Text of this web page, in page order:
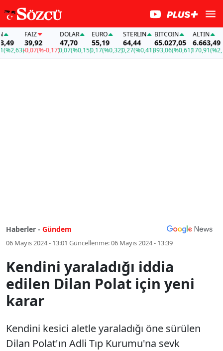
39,92
-0,07(%-0,17)
DOLAR
47,70
0,07(%0,15)
EURO
55,19
0,17(%0,32)
STERLIN
64,44
0,27(%0,41)
BITCOIN
65.027,05
393,06(%0,61)
ALTIN
6.663,49
170,91(%2,63)-
Haberler - Gündem
06 Mayıs 2024 - 13:01 Güncellenme:06 Mayıs 2024 - 13:39
Kendini yaraladığı iddia
edilen Dilan Polat için yeni
karar
Kendini kesici aletle yaraladığı öne sürülen
Dilan Polat'ın Adli Tıp Kurumu'na sevk